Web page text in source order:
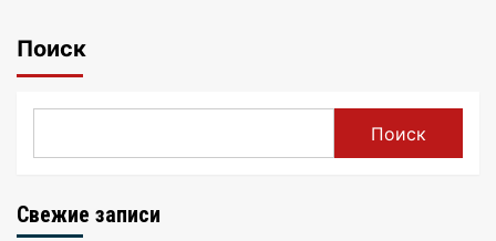
Поиск
Поиск
Свежие записи